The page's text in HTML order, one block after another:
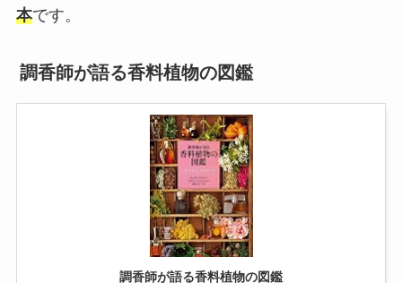
本です。
調香師が語る香料植物の図鑑
調香師が語る香料植物の図鑑